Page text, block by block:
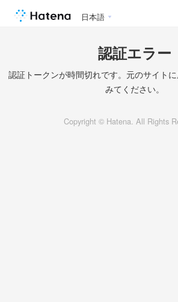
日本語
認証エラー
認証トークンが時間切れです。元のサイト
みてください。
Copyright © Hatena. All Rights